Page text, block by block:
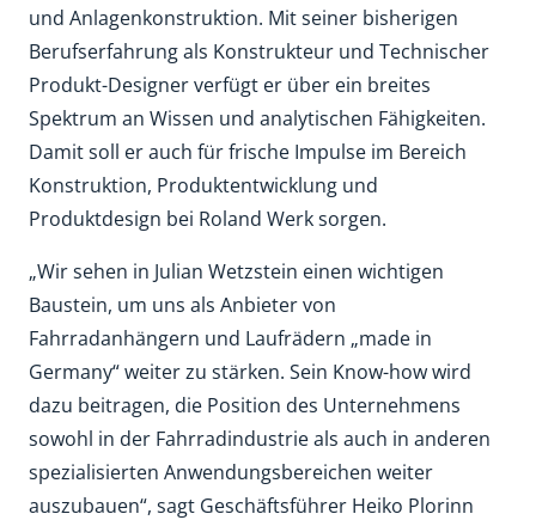
und Anlagenkonstruktion. Mit seiner bisherigen
Berufserfahrung als Konstrukteur und Technischer
Produkt-Designer verfügt er über ein breites
Spektrum an Wissen und analytischen Fähigkeiten.
Damit soll er auch für frische Impulse im Bereich
Konstruktion, Produktentwicklung und
Produktdesign bei Roland Werk sorgen.
„Wir sehen in Julian Wetzstein einen wichtigen
Baustein, um uns als Anbieter von
Fahrradanhängern und Laufrädern „made in
Germany“ weiter zu stärken. Sein Know-how wird
dazu beitragen, die Position des Unternehmens
sowohl in der Fahrradindustrie als auch in anderen
spezialisierten Anwendungsbereichen weiter
auszubauen“, sagt Geschäftsführer Heiko Plorinn